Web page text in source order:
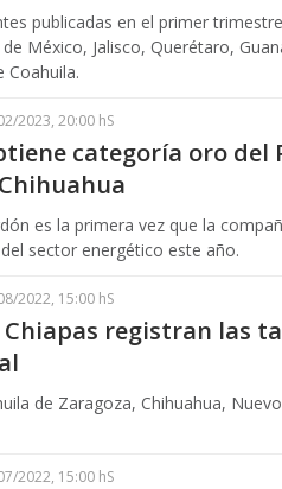
publicadas en el primer
México, Jalisco, Querétaro,
Coahuila.
2023, 20:00 hS
categoría oro del
es la primera vez que la
sector energético este año.
2022, 15:00 hS
registran las
de Zaragoza, Chihuahua,
2022, 15:00 hS